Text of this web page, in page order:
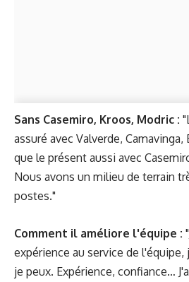
Sans Casemiro, Kroos, Modric :
assuré avec Valverde,
que le présent aussi avec
Nous avons un milieu de terrain
postes."
Comment il améliore l'équipe :
expérience au service de
je peux. Expérience, confiance…